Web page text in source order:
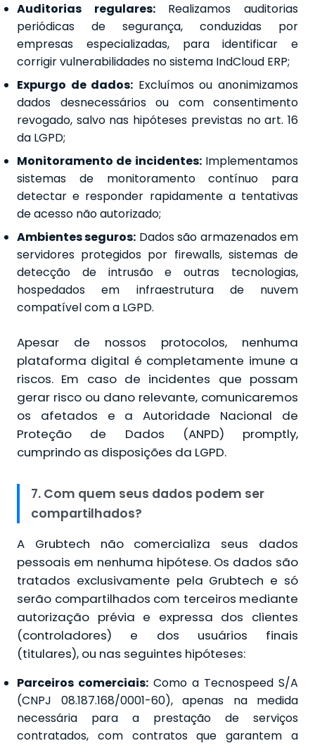
Auditorias regulares:Realizamos auditorias
periódicas de segurança, conduzidas por
empresas especializadas, para identificar e
corrigir vulnerabilidades no sistema IndCloud ERP;
Expurgo de dados: Excluímos ou anonimizamos
dados desnecessários ou com consentimento
revogado, salvo nas hipóteses previstas no art. 16
da LGPD;
Monitoramento de incidentes:Implementamos
sistemas de monitoramento contínuo para
detectar e responder rapidamente a tentativas
de acesso não autorizado;
Ambientes seguros: Dados são armazenados em
servidores protegidos por firewalls, sistemas de
detecção de intrusão e outras tecnologias,
hospedados em infraestrutura de nuvem
compatível com a LGPD.
Apesar de nossos protocolos, nenhuma
plataforma digital é completamente imune a
riscos. Em caso de incidentes que possam
gerar risco ou dano relevante, comunicaremos
os afetados e a Autoridade Nacional de
Proteção de Dados (ANPD) promptly,
cumprindo as disposições da LGPD.
7. Com quem seus dados podem ser
compartilhados?
A Grubtech não comercializa seus dados
pessoais em nenhuma hipótese. Os dados são
tratados exclusivamente pela Grubtech e só
serão compartilhados com terceiros mediante
autorização prévia e expressa dos clientes
(controladores) e dos usuários finais
(titulares), ou nas seguintes hipóteses:
Parceiros comerciais: Como a Tecnospeed S/A
(CNPJ 08.187.168/0001-60), apenas na medida
necessária para a prestação de serviços
contratados, com contratos que garantem a